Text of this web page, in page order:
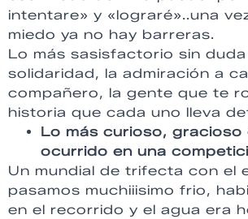
intentare» y «lograré»..una
miedo ya no hay barreras.
Lo más sasisfactorio sin duda
solidaridad, la admiración a
compañero, la gente que te
historia que cada uno lleva
Lo más curioso, gracioso
ocurrido en una
Un mundial de trifecta con el
pasamos muchiiisimo frio,
en el recorrido y el agua era